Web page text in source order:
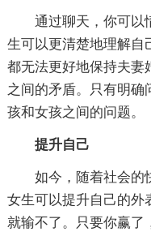
通过聊天，你可以
生可以更清楚地理解自
都无法更好地保持夫妻
之间的矛盾。只有明确
孩和女孩之间的问题。
提升自己
如今，随着社会的
女生可以提升自己的外
就输不了。只要你赢了